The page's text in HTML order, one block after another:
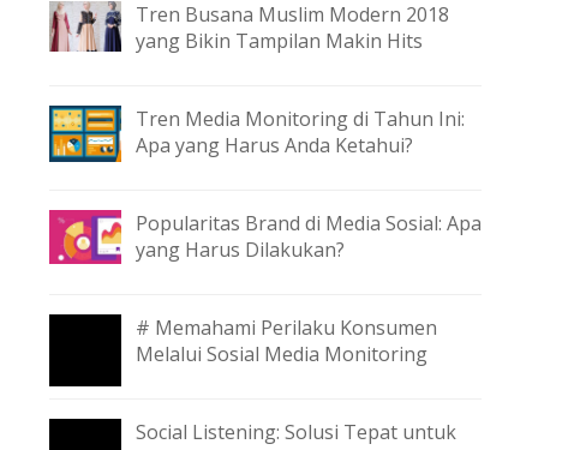
Tren Busana Muslim Modern 2018
yang Bikin Tampilan Makin Hits
Tren Media Monitoring di Tahun Ini:
Apa yang Harus Anda Ketahui?
Popularitas Brand di Media Sosial: Apa
yang Harus Dilakukan?
# Memahami Perilaku Konsumen
Melalui Sosial Media Monitoring
Social Listening: Solusi Tepat untuk